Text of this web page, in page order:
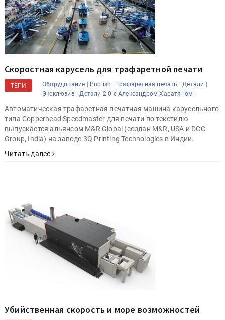
Скоростная карусель для трафаретной печати
ТЕГИ Оборудование | Publish |Трафаретная печать |Детали |
Эксклюзив|Детали 2.0 с Александром Харатяном |
Автоматическая трафаретная печатная машина карусельного
типа Copperhead Speedmaster для печати по текстилю
выпускается альянсом M&R Global (создан M&R, USA и DCC
Group, India) на заводе 3Q Printing Technologies в Индии.
Читать далее
Убийственная скорость и море возможностей